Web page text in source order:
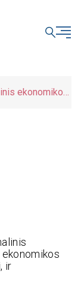
ekonomikos
ir
UŽDARYTI